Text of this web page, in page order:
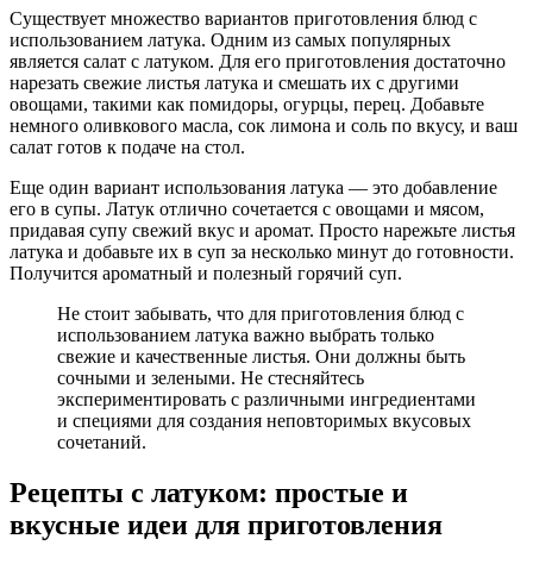
Существует множество вариантов приготовления блюд с
использованием латука. Одним из самых популярных
является салат с латуком. Для его приготовления достаточно
нарезать свежие листья латука и смешать их с другими
овощами, такими как помидоры, огурцы, перец. Добавьте
немного оливкового масла, сок лимона и соль по вкусу, и ваш
салат готов к подаче на стол.
Еще один вариант использования латука — это добавление
его в супы. Латук отлично сочетается с овощами и мясом,
придавая супу свежий вкус и аромат. Просто нарежьте листья
латука и добавьте их в суп за несколько минут до готовности.
Получится ароматный и полезный горячий суп.
Не стоит забывать, что для приготовления блюд с
использованием латука важно выбрать только
свежие и качественные листья. Они должны быть
сочными и зелеными. Не стесняйтесь
экспериментировать с различными ингредиентами
и специями для создания неповторимых вкусовых
сочетаний.
Рецепты с латуком: простые и
вкусные идеи для приготовления